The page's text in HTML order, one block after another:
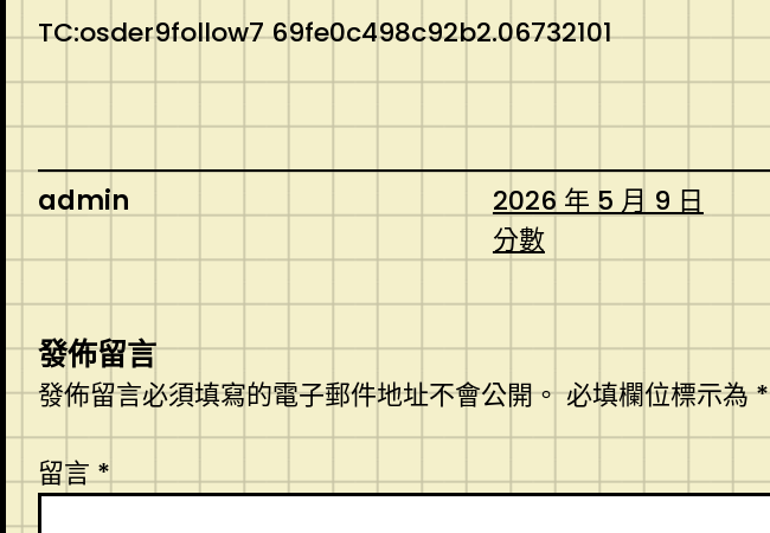
TC:osder9follow7 69fe0c498c92b2.06732101
admin
2026 年 5 月 9 日
分數
發佈留言
發佈留言必須填寫的電子郵件地址不會公開。必填欄位標示為*
留言*